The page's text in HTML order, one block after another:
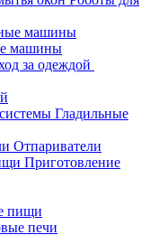
машины
за одеждой
Гладильные
Отпариватели
Приготовление
пищи